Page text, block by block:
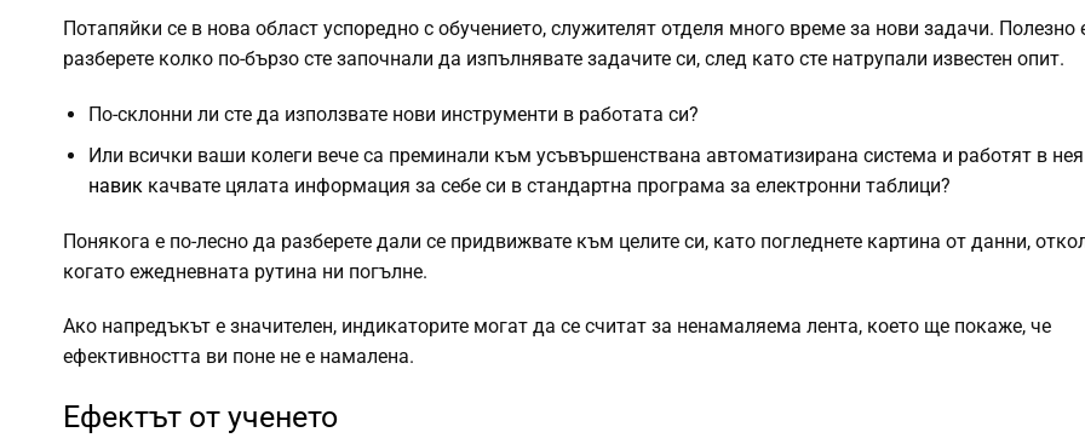
Потапяйки се в нова област успоредно с обучението, служителят отделя много време за нови задачи. Полезно
разберете колко по-бързо сте започнали да изпълнявате задачите си, след като сте натрупали известен опит.
По-склонни ли сте да използвате нови инструменти в работата си?
Или всички ваши колеги вече са преминали към усъвършенствана автоматизирана система и работят в
навиккачвате цялата информация за себе си в стандартна програма за електронни таблици?
Понякога е по-лесно да разберете дали се придвижвате към целите си, като погледнете картина от данни,
когато ежедневната рутина ни погълне.
Ако напредъкът е значителен, индикаторите могат да се считат за ненамаляема лента, което ще покаже, че
ефективността ви поне не е намалена.
Ефектът от ученето